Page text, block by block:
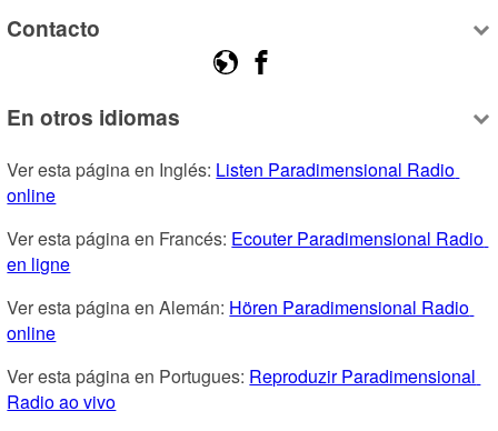
Contacto
En otros idiomas
Ver esta página en Inglés: Listen Paradimensional Radio
online
Ver esta página en Francés: Ecouter Paradimensional Radio
en ligne
Ver esta página en Alemán: Hören Paradimensional Radio
online
Ver esta página en Portugues: Reproduzir Paradimensional
Radio ao vivo